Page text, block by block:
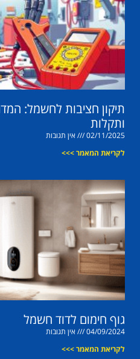
תיקון חציבות לחשמל:
ותקלות
02/11/2025
אין תגובות
לקריאת המאמר >>>
גוף חימום לדוד חשמל
04/09/2024
אין תגובות
לקריאת המאמר >>>